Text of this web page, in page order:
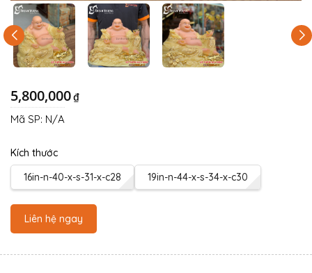
5,800,000₫
Kích thước
16in-n-40-x-s-31-x-c28
19in-n-44-x-s-34-x-c30
Liên hệ ngay
Mã SP: N/A